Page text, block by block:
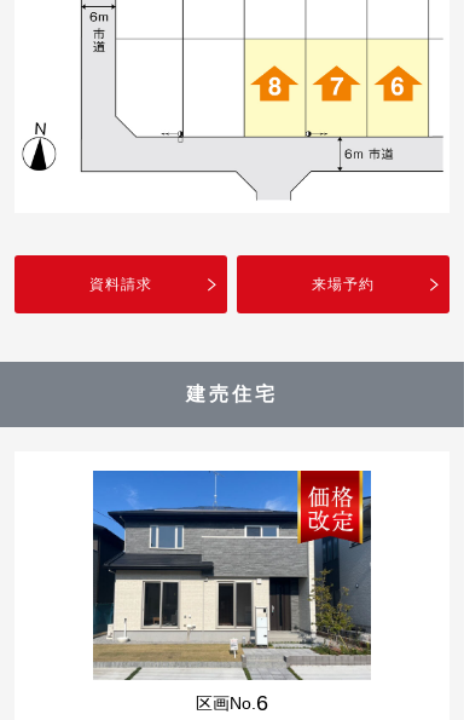
資料請求 来場予約
建売住宅
区画No. 6